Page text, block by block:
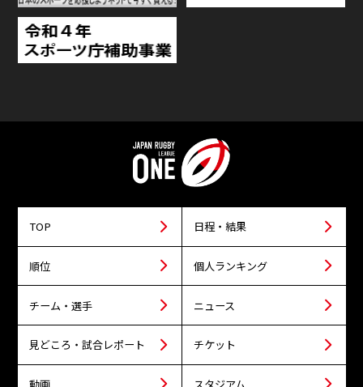
TOP 日程・結果
順位 個人ランキング
チーム・選手 ニュース
見どころ・試合レポート チケット